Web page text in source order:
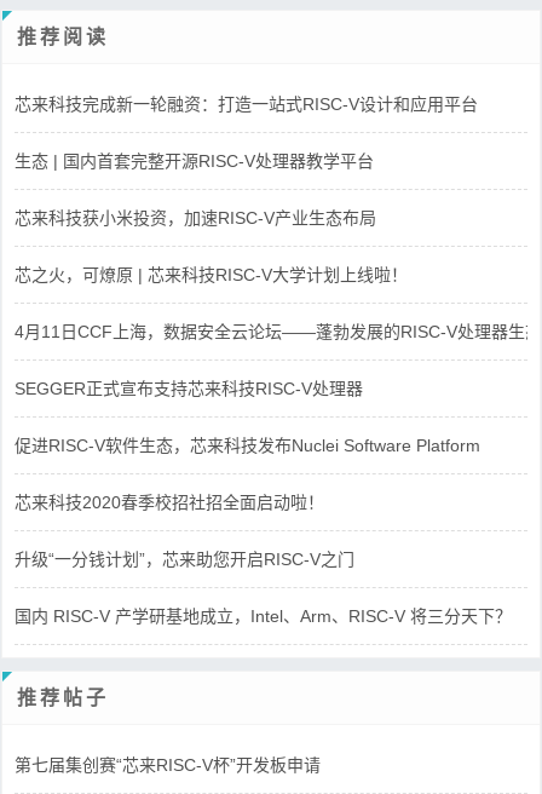
推荐阅读
芯来科技完成新一轮融资：打造一站式RISC-V设计和应用平台
生态 | 国内首套完整开源RISC-V处理器教学平台
芯来科技获小米投资，加速RISC-V产业生态布局
芯之火，可燎原 | 芯来科技RISC-V大学计划上线啦！
4月11日CCF上海，数据安全云论坛——蓬勃发展的RISC-V处理器生态
SEGGER正式宣布支持芯来科技RISC-V处理器
促进RISC-V软件生态，芯来科技发布Nuclei Software Platform
芯来科技2020春季校招社招全面启动啦！
升级“一分钱计划”，芯来助您开启RISC-V之门
国内 RISC-V 产学研基地成立，Intel、Arm、RISC-V 将三分天下？
推荐帖子
第七届集创赛“芯来RISC-V杯”开发板申请